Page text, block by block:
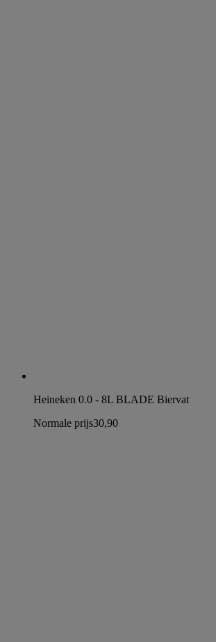
Heineken 0.0 - 8L BLADE Biervat
Normale prijs30,90